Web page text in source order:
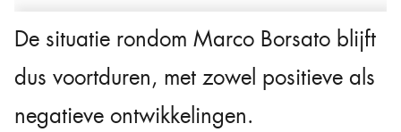
De situatie rondom Marco Borsato blijft
dus voortduren, met zowel positieve als
negatieve ontwikkelingen.